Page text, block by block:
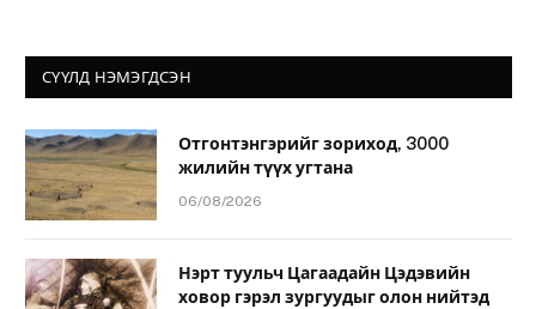
СҮҮЛД НЭМЭГДСЭН
Отгонтэнгэрийг зориход, 3000
жилийн түүх угтана
06/08/2026
Нэрт туульч Цагаадайн Цэдэвийн
ховор гэрэл зургуудыг олон нийтэд